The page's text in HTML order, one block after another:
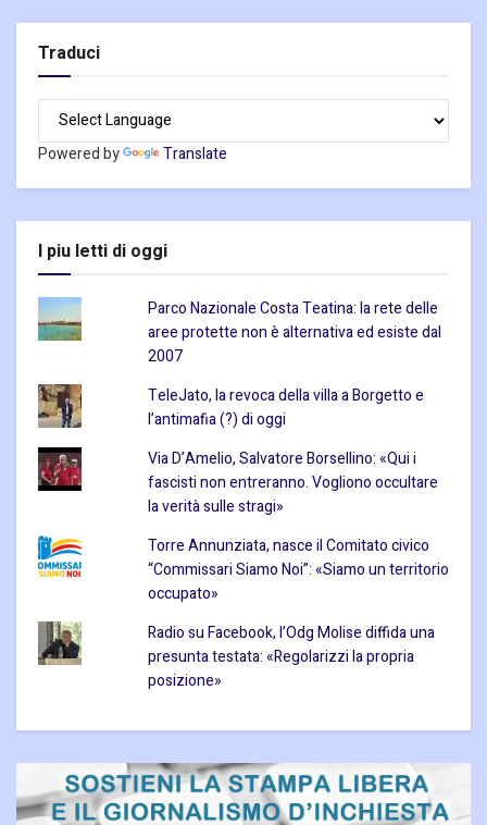
Traduci
Powered by Translate
I piu letti di oggi
Parco Nazionale Costa Teatina: la rete delle
aree protette non è alternativa ed esiste dal
2007
TeleJato, la revoca della villa a Borgetto e
l’antimafia (?) di oggi
Via D’Amelio, Salvatore Borsellino: «Qui i
fascisti non entreranno. Vogliono occultare
la verità sulle stragi»
Torre Annunziata, nasce il Comitato civico
“Commissari Siamo Noi”: «Siamo un territorio
occupato»
Radio su Facebook, l’Odg Molise diffida una
presunta testata: «Regolarizzi la propria
posizione»